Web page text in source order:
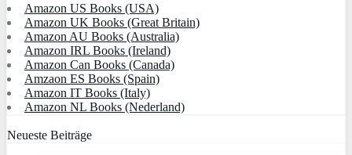
Amazon US Books (USA)
Amazon UK Books (Great Britain)
Amazon AU Books (Australia)
Amazon IRL Books (Ireland)
Amazon Can Books (Canada)
Amzaon ES Books (Spain)
Amazon IT Books (Italy)
Amazon NL Books (Nederland)
Neueste Beiträge